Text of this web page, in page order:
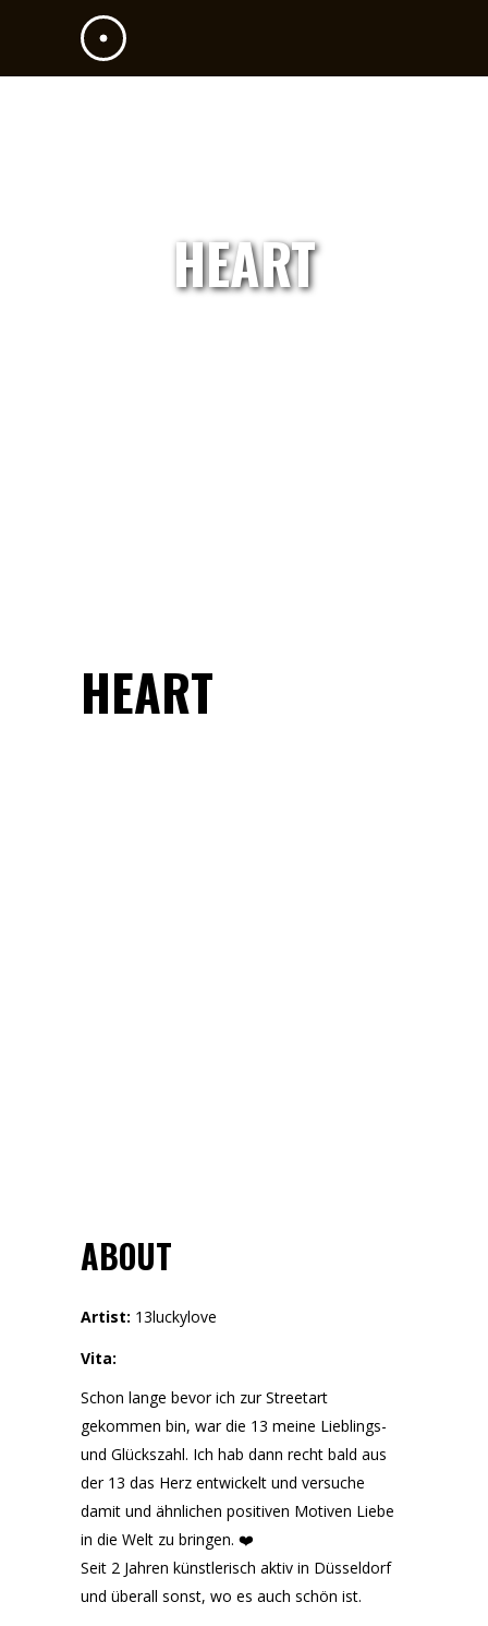
HEART
HEART
ABOUT
Artist: 13luckylove
Vita:
Schon lange bevor ich zur Streetart
gekommen bin, war die 13 meine Lieblings-
und Glückszahl. Ich hab dann recht bald aus
der 13 das Herz entwickelt und versuche
damit und ähnlichen positiven Motiven Liebe
in die Welt zu bringen. ❤️
Seit 2 Jahren künstlerisch aktiv in Düsseldorf
und überall sonst, wo es auch schön ist.